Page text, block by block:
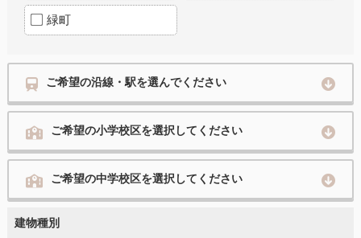
緑町
ご希望の沿線・駅を選んでください
ご希望の小学校区を選択してください
ご希望の中学校区を選択してください
建物種別